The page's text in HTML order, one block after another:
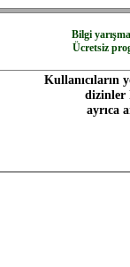
Bilgi
Ücretsiz
Kullanıcıların
dizinler
ayrıca